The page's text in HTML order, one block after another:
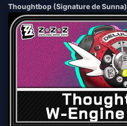
Thoughtbop (Signature de Sunna)